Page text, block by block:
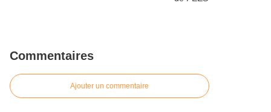
Commentaires
Ajouter un commentaire